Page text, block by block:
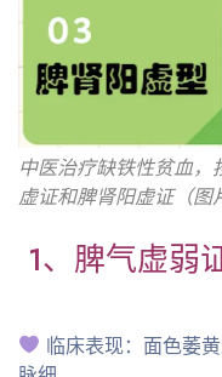
中医治疗缺铁性贫血
虚证和脾肾阳虚证（图
1、脾气虚弱
临床表现：面色萎